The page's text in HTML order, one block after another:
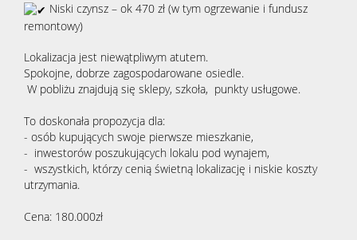
Niski czynsz – ok 470 zł (w tym ogrzewanie i fundusz
remontowy)
Lokalizacja jest niewątpliwym atutem.
Spokojne, dobrze zagospodarowane osiedle.
W pobliżu znajdują się sklepy, szkoła, punkty usługowe.
To doskonała propozycja dla:
- osób kupujących swoje pierwsze mieszkanie,
- inwestorów poszukujących lokalu pod wynajem,
- wszystkich, którzy cenią świetną lokalizację i niskie koszty
utrzymania.
Cena: 180.000zł